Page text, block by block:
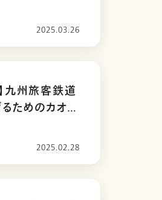
2025.03.26
九州旅客鉄道
ためのカオナ
2025.02.28